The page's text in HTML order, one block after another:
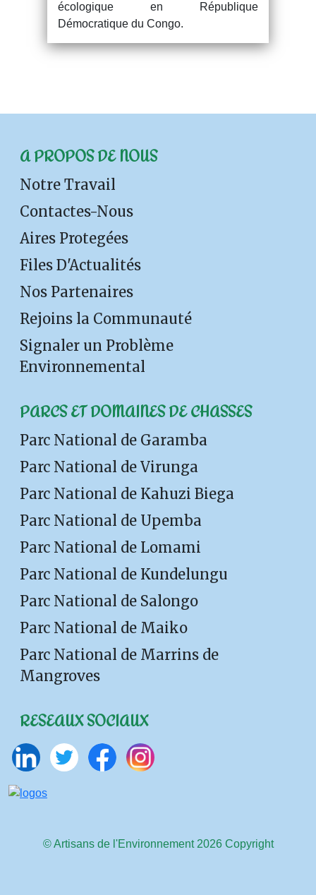
écologique en République
Démocratique du Congo.
A PROPOS DE NOUS
Notre Travail
Contactes-Nous
Aires Protegées
Files D'Actualités
Nos Partenaires
Rejoins la Communauté
Signaler un Problème
Environnemental
PARCS ET DOMAINES DE CHASSES
Parc National de Garamba
Parc National de Virunga
Parc National de Kahuzi Biega
Parc National de Upemba
Parc National de Lomami
Parc National de Kundelungu
Parc National de Salongo
Parc National de Maiko
Parc National de Marrins de
Mangroves
RESEAUX SOCIAUX
© Artisans de l'Environnement 2026 Copyright